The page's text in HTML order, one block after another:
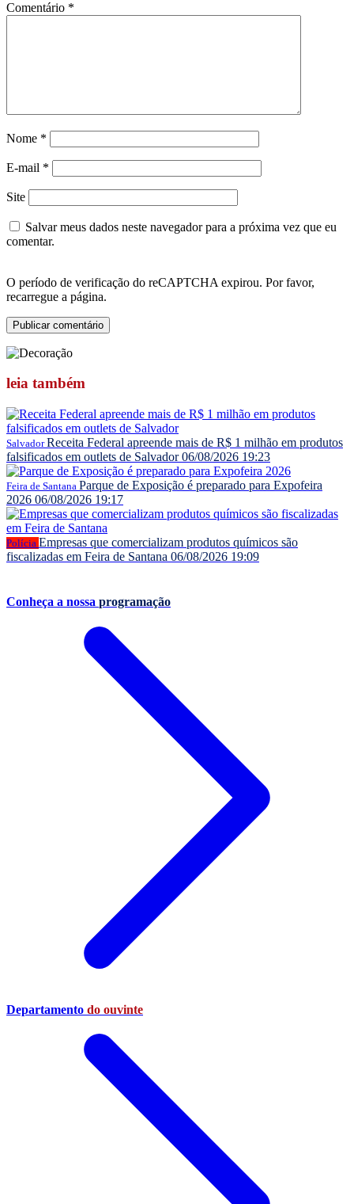
Comentário *
Nome *
E-mail *
Site
Salvar meus dados neste navegador para a próxima vez que eu
comentar.
O período de verificação do reCAPTCHA expirou. Por favor,
recarregue a página.
leia também
SalvadorReceita Federal apreende mais de R$ 1 milhão em produtos
falsificados em outlets de Salvador 06/08/2026 19:23
Feira de Santana Parque de Exposição é preparado para Expofeira
2026 06/08/2026 19:17
Polícia Empresas que comercializam produtos químicos são
fiscalizadas em Feira de Santana 06/08/2026 19:09
Conheça a nossa programação
Departamento do ouvinte